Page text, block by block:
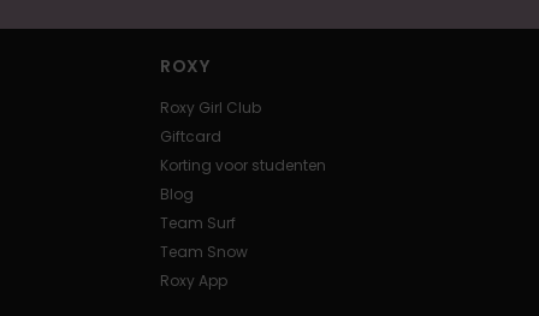
ROXY
Roxy Girl Club
Giftcard
Korting voor studenten
Blog
Team Surf
Team Snow
Roxy App